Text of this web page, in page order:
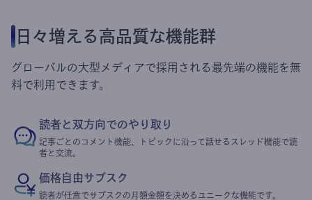
日々増える高品質な機能群
グローバルの大型メディアで採用される最先端の機能を無
料で利用できます。
読者と双方向でのやり取り
記事ごとのコメント機能、トピックに沿って話せるスレッド機能で読
者と交流。
価格自由サブスク
読者が任意でサブスクの月額金額を決めるユニークな機能です。